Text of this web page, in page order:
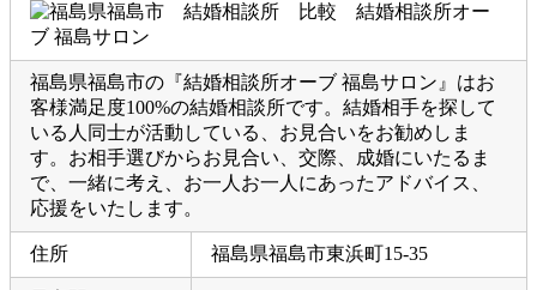
福島県福島市の『結婚相談所オーブ 福島サロン』はお
客様満足度100%の結婚相談所です。結婚相手を探して
いる人同士が活動している、お見合いをお勧めしま
す。お相手選びからお見合い、交際、成婚にいたるま
で、一緒に考え、お一人お一人にあったアドバイス、
応援をいたします。
住所 福島県福島市東浜町15-35